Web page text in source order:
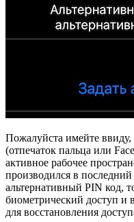
Пожалуйста имейте
(отпечаток пальца или
активное рабочее
производился в
альтернативный PIN код,
биометрический доступ и
для восстановления